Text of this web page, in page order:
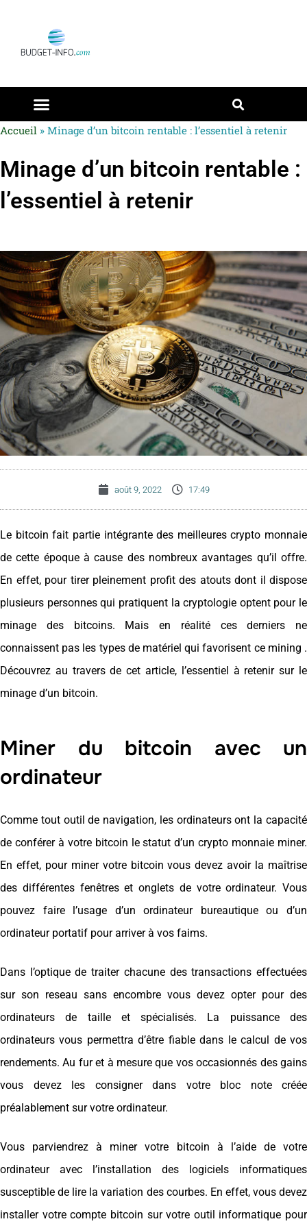
Accueil » Minage d’un bitcoin rentable : l’essentiel à retenir
Minage d’un bitcoin rentable :
l’essentiel à retenir
août 9, 2022 17:49
Le bitcoin fait partie intégrante des meilleures crypto monnaie
de cette époque à cause des nombreux avantages qu’il offre.
En effet, pour tirer pleinement profit des atouts dont il dispose
plusieurs personnes qui pratiquent la cryptologie optent pour le
minage des bitcoins. Mais en réalité ces derniers ne
connaissent pas les types de matériel qui favorisent ce mining .
Découvrez au travers de cet article, l’essentiel à retenir sur le
minage d’un bitcoin.
Miner du bitcoin avec un
ordinateur
Comme tout outil de navigation, les ordinateurs ont la capacité
de conférer à votre bitcoin le statut d’un crypto monnaie miner.
En effet, pour miner votre bitcoin vous devez avoir la maîtrise
des différentes fenêtres et onglets de votre ordinateur. Vous
pouvez faire l’usage d’un ordinateur bureautique ou d’un
ordinateur portatif pour arriver à vos faims.
Dans l’optique de traiter chacune des transactions effectuées
sur son reseau sans encombre vous devez opter pour des
ordinateurs de taille et spécialisés. La puissance des
ordinateurs vous permettra d’être fiable dans le calcul de vos
rendements. Au fur et à mesure que vos occasionnés des gains
vous devez les consigner dans votre bloc note créée
préalablement sur votre ordinateur.
Vous parviendrez à miner votre bitcoin à l’aide de votre
ordinateur avec l’installation des logiciels informatiques
susceptible de lire la variation des courbes. En effet, vous devez
installer votre compte bitcoin sur votre outil informatique pour